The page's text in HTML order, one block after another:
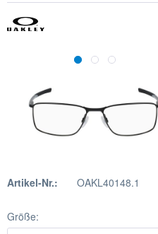
Artikel-Nr.: OAKL40148.1
Größe: